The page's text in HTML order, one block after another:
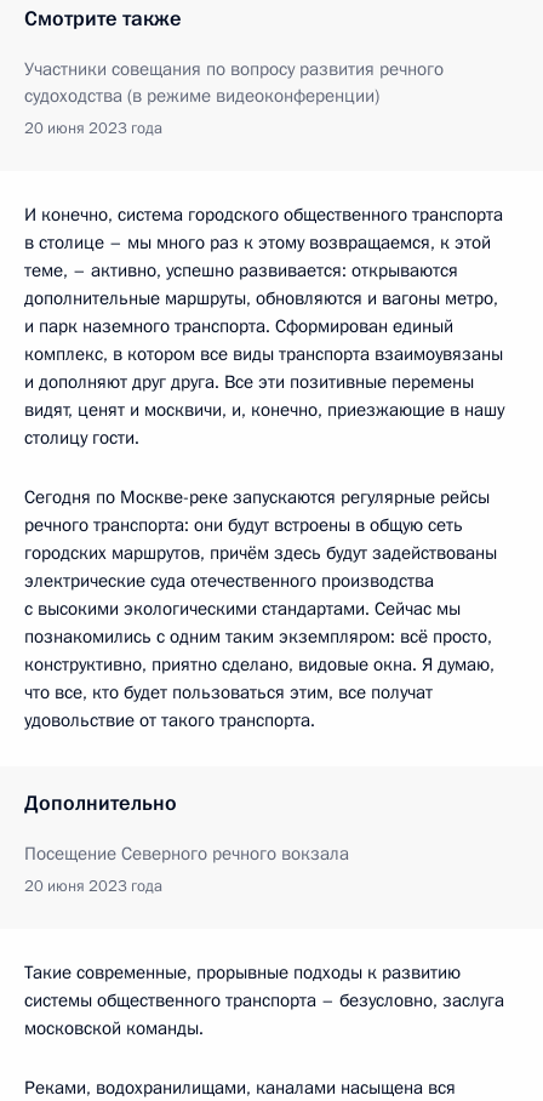
Смотрите также
Участники совещания по вопросу развития речного
судоходства (в режиме видеоконференции)
20 июня 2023 года
И конечно, система городского общественного транспорта
в столице – мы много раз к этому возвращаемся, к этой
теме, – активно, успешно развивается: открываются
дополнительные маршруты, обновляются и вагоны метро,
и парк наземного транспорта. Сформирован единый
комплекс, в котором все виды транспорта взаимоувязаны
и дополняют друг друга. Все эти позитивные перемены
видят, ценят и москвичи, и, конечно, приезжающие в нашу
столицу гости.
Сегодня по Москве-реке запускаются регулярные рейсы
речного транспорта: они будут встроены в общую сеть
городских маршрутов, причём здесь будут задействованы
электрические суда отечественного производства
с высокими экологическими стандартами. Сейчас мы
познакомились с одним таким экземпляром: всё просто,
конструктивно, приятно сделано, видовые окна. Я думаю,
что все, кто будет пользоваться этим, все получат
удовольствие от такого транспорта.
Дополнительно
Посещение Северного речного вокзала
20 июня 2023 года
Такие современные, прорывные подходы к развитию
системы общественного транспорта – безусловно, заслуга
московской команды.
Реками, водохранилищами, каналами насыщена вся